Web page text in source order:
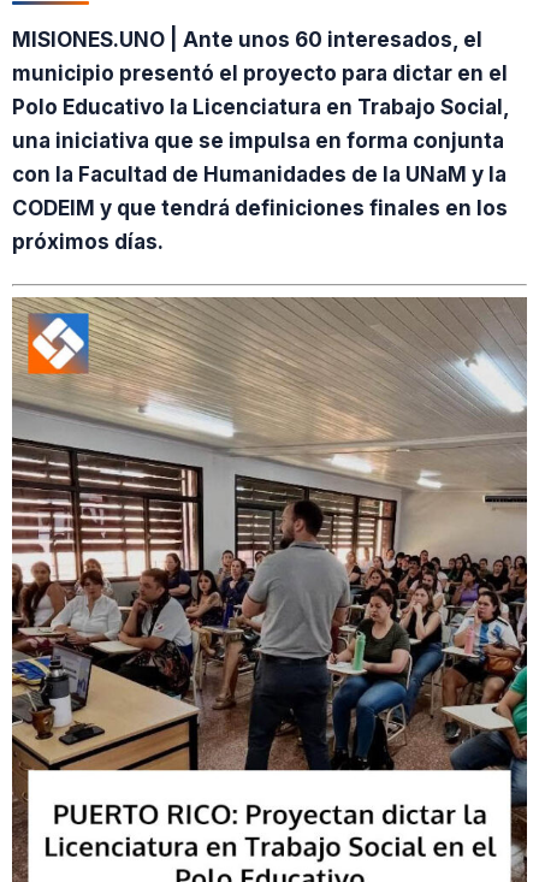
MISIONES.UNO | Ante unos 60 interesados, el
municipio presentó el proyecto para dictar en el
Polo Educativo la Licenciatura en Trabajo Social,
una iniciativa que se impulsa en forma conjunta
con la Facultad de Humanidades de la UNaM y la
CODEIM y que tendrá definiciones finales en los
próximos días.